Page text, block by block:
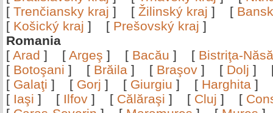
[ Trenčiansky kraj ] [ Žilinský kraj ] [
[ Košický kraj ] [ Prešovský kraj ]
Romania
[ Arad ] [ Argeş ] [ Bacău ] [ Bistriţa-
[ Botoşani ] [ Brăila ] [ Braşov ] [ Dolj ]
[ Galaţi ] [ Gorj ] [ Giurgiu ] [ Harghita ]
[ Iaşi ] [ Ilfov ] [ Călăraşi ] [ Cluj ] [